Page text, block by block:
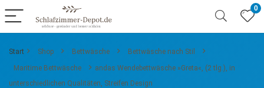
0
Start Shop Bettwäsche
Bettwäsche nach Stil
Maritime Bettwäsche
andas Wendebettwäsche »Greta«, (2 tlg.), in
unterschiedlichen Qualitäten, Streifen Design